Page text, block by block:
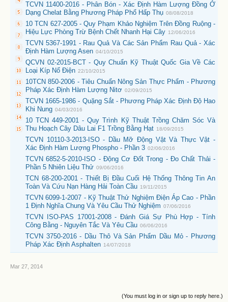
TCVN 11400-2016 - Phân Bón - Xác Định Hàm Lượng Đồng Ở
Dạng Chelat Bằng Phương Pháp Phổ Hấp Thụ 08/08/2018
10 TCN 627-2005 - Quy Phạm Khảo Nghiệm Trên Đồng Ruộng -
Hiệu Lực Phòng Trừ Bệnh Chết Nhanh Hại Cây 12/06/2016
TCVN 5367-1991 - Rau Quả Và Các Sản Phẩm Rau Quả - Xác
Định Hàm Lượng Asen 04/10/2015
QCVN 02-2015-BCT - Quy Chuẩn Kỹ Thuật Quốc Gia Về Các
Loại Kíp Nổ Điện 22/10/2015
10TCN 850-2006 - Tiêu Chuẩn Nông Sản Thực Phẩm - Phương
Pháp Xác Định Hàm Lượng Nitơ 02/09/2015
TCVN 1665-1986 - Quặng Sắt - Phương Pháp Xác Định Độ Hao
Khi Nung 04/03/2016
10 TCN 449-2001 - Quy Trình Kỹ Thuật Trồng Chăm Sóc Và
Thu Hoạch Cây Dâu Lai F1 Trồng Bằng Hạt 18/09/2015
TCVN 10110-3-2013-ISO - Dầu Mỡ Động Vật Và Thực Vật -
Xác Định Hàm Lượng Phospho - Phần 3 02/06/2016
TCVN 6852-5-2010-ISO - Động Cơ Đốt Trong - Đo Chất Thải -
Phần 5 Nhiên Liệu Thử 09/06/2016
TCN 68-200-2001 - Thiết Bị Đầu Cuối Hệ Thống Thông Tin An
Toàn Và Cứu Nạn Hàng Hải Toàn Cầu 19/11/2015
TCVN 6099-1-2007 - Kỹ Thuật Thử Nghiệm Điện Áp Cao - Phần
1 Định Nghĩa Chung Và Yêu Cầu Thử Nghiệm 07/06/2016
TCVN ISO-PAS 17001-2008 - Đánh Giá Sự Phù Hợp - Tính
Công Bằng - Nguyên Tắc Và Yêu Cầu 06/06/2016
TCVN 3750-2016 - Dầu Thô Và Sản Phẩm Dầu Mỏ - Phương
Pháp Xác Định Asphalten 14/07/2018
Mar 27, 2014
(You must log in or sign up to reply here.)